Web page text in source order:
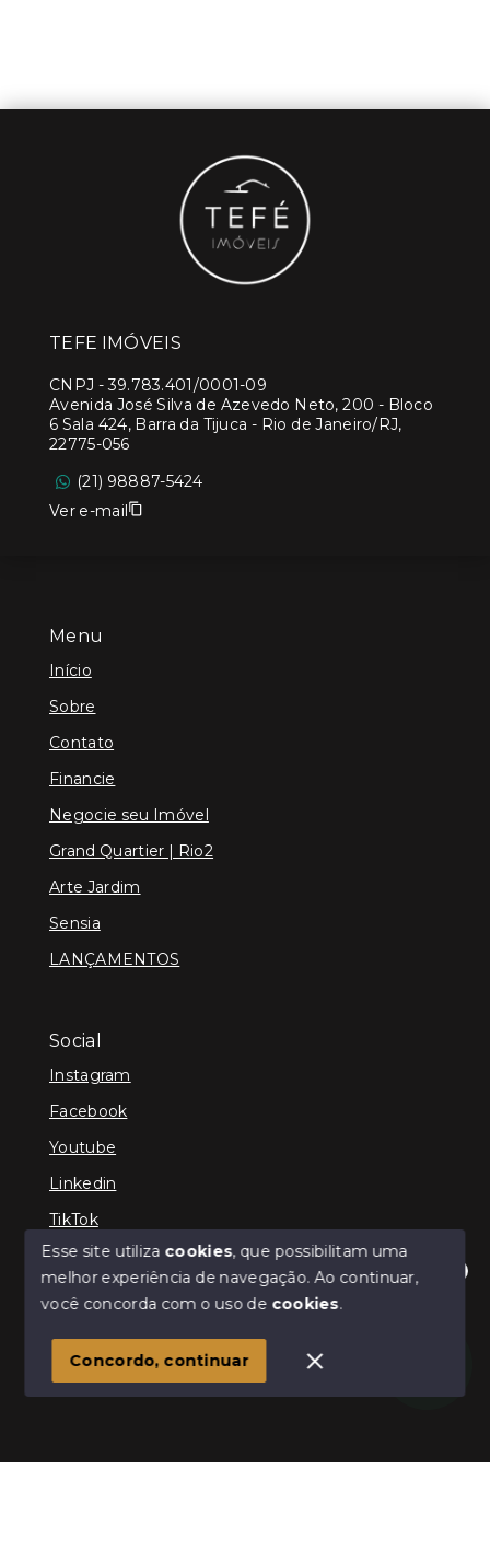
Olá! Estamos disponíveis para te ajudar.
Menu
Início
Sobre
Contato
Financie
Negocie seu Imóvel
Grand Quartier | Rio2
Arte Jardim
Sensia
LANÇAMENTOS
Social
Instagram
Facebook
Youtube
Linkedin
TikTok
© Copyright 2026 - TEFE IMÓVEIS - Todos os direitos
SITE PARA IMOBILIARIA
TEFE IMÓVEIS
CNPJ -39.783.401/0001-09
Avenida José Silva de Azevedo Neto, 200 - Bloco
6 Sala 424, Barra da Tijuca - Rio de Janeiro/RJ,
22775-056
(21) 98887-5424
Ver e-mail
Esse site utiliza cookies, que possibilitam uma
melhor experiência de navegação.Ao continuar,
você concorda com o uso de cookies.
Concordo, continuar